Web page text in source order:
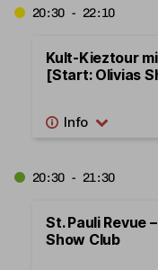
20:30 - 22:10
Kult-Kieztour
[Start: Olivias
20:30 - 21:30
St. Pauli Revue
Show Club